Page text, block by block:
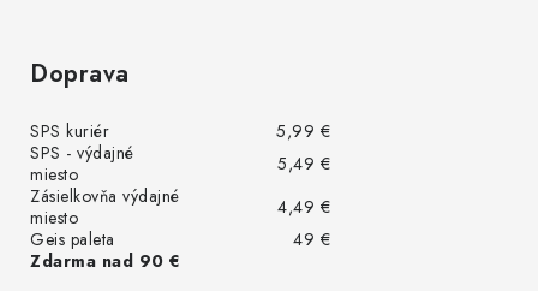
Doprava
SPS kuriér
5,99 €
SPS - výdajné
miesto
5,49 €
Zásielkovňa výdajné
miesto
4,49 €
Geis paleta
49 €
Zdarma nad 90 €